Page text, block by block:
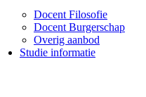
Docent Filosofie
Docent Burgerschap
Overig aanbod
Studie informatie